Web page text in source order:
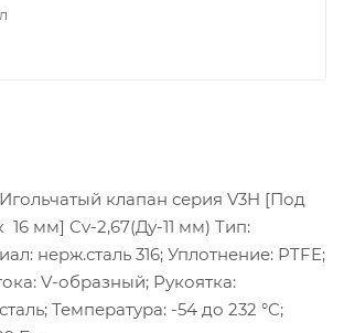
Игольчатый клапан серия V3H [Под
16 мм] Cv-2,67(Ду-11 мм) Тип:
нерж.сталь 316; Уплотнение: PTFE;
V-образный; Рукоятка:
Температура: -54 до 232 °C;